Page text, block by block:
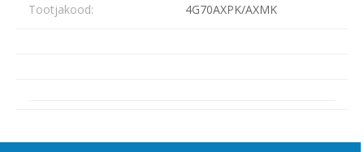
Tootjakood: 4G70AXPK/AXMK